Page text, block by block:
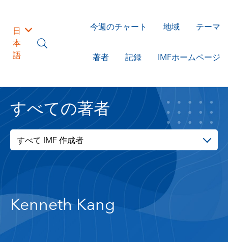
日
本
語
今週のチャート 地域 テーマ
著者 記録 IMFホームページ
すべての著者
すべて IMF 作成者
Kenneth Kang